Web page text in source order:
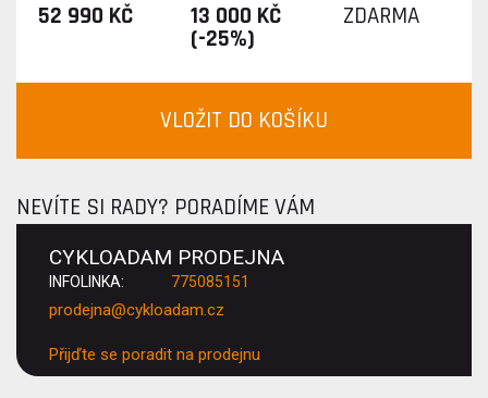
52 990 KČ 13 000 KČ
(-25%)
ZDARMA
VLOŽIT DO KOŠÍKU
NEVÍTE SI RADY? PORADÍME VÁM
CYKLOADAM PRODEJNA
INFOLINKA: 775085151
prodejna@cykloadam.cz
Přijďte se poradit na prodejnu